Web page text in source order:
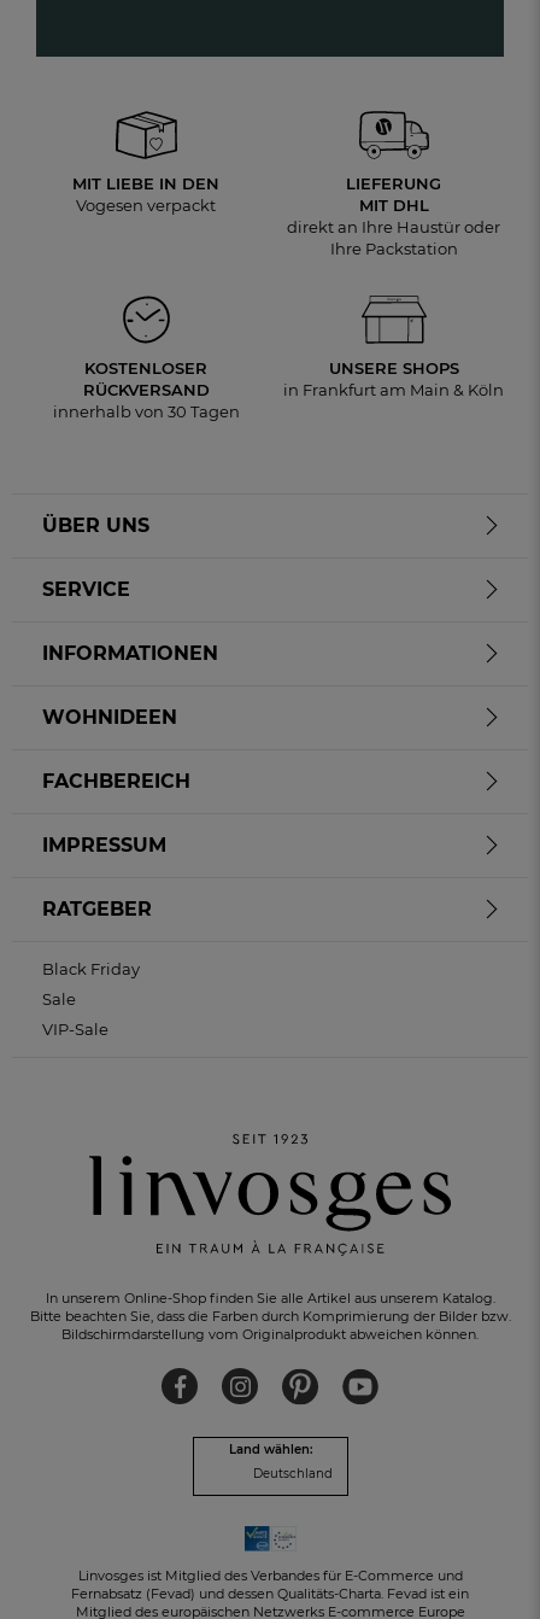
KOSTENLOSER RÜCKVERSANDinnerhalb von 30 Tagen
MIT LIEBE IN DEN
Vogesen verpackt
LIEFERUNG
MIT DHL
direkt an Ihre Haustür oder
Ihre Packstation
KOSTENLOSER
RÜCKVERSAND
innerhalb von 30 Tagen
UNSERE SHOPS
in Frankfurt am Main & Köln
In unserem Online-Shop finden Sie alle Artikel aus unserem Katalog.
Bitte beachten Sie, dass die Farben durch Komprimierung der Bilder bzw.
Bildschirmdarstellung vom Originalprodukt abweichen können.
Land wählen:
Deutschland
Linvosges ist Mitglied des Verbandes für E-Commerce und
Fernabsatz (Fevad) und dessen Qualitäts-Charta. Fevad ist ein
Mitglied des europäischen Netzwerks E-commerce Europe
ÜBER UNS
SERVICE
INFORMATIONEN
WOHNIDEEN
FACHBEREICH
IMPRESSUM
RATGEBER
Black Friday
Sale
VIP-Sale